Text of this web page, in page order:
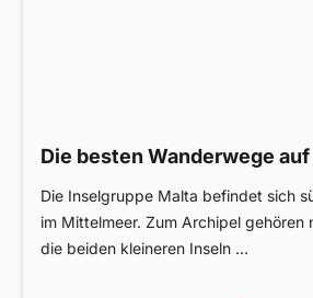
Die besten Wanderwege
Die Inselgruppe Malta befindet sich
im Mittelmeer. Zum Archipel gehören
die beiden kleineren Inseln …